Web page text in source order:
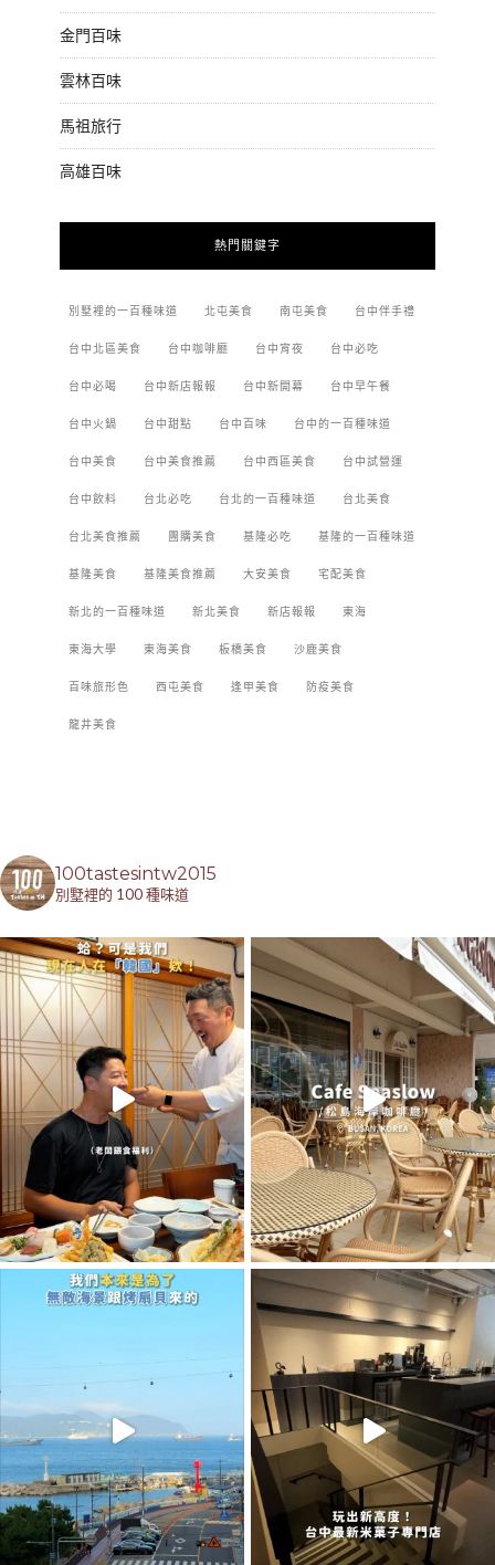
金門百味
雲林百味
馬祖旅行
高雄百味
熱門關鍵字
別墅裡的一百種味道 北屯美食 南屯美食 台中伴手禮
台中北區美食 台中咖啡廳 台中宵夜 台中必吃
台中必喝 台中新店報報 台中新開幕 台中早午餐
台中火鍋 台中甜點 台中百味 台中的一百種味道
台中美食 台中美食推薦 台中西區美食 台中試營運
台中飲料 台北必吃 台北的一百種味道 台北美食
台北美食推薦 團購美食 基隆必吃 基隆的一百種味道
基隆美食 基隆美食推薦 大安美食 宅配美食
新北的一百種味道 新北美食 新店報報 東海
東海大學 東海美食 板橋美食 沙鹿美食
百味旅形色 西屯美食 逢甲美食 防疫美食
龍井美食
100tastesintw2015
別墅裡的 100 種味道